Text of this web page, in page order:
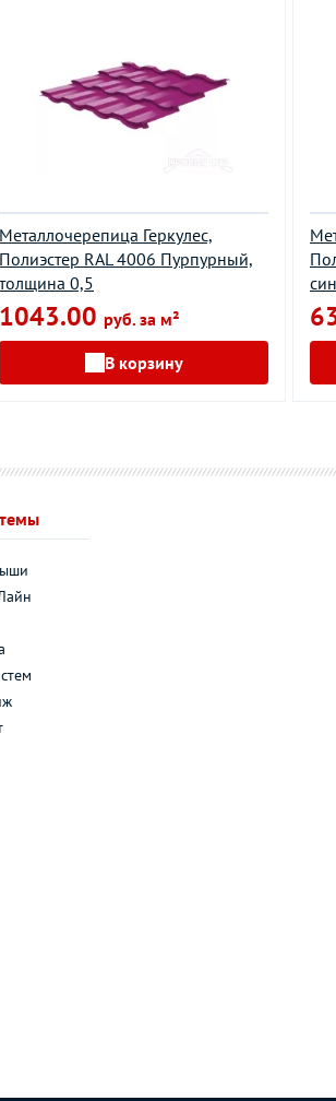
Металлочерепица Геркулес,
Полиэстер RAL 4006 Пурпурный,
толщина 0,5
1043.00 руб. за м²
В корзину